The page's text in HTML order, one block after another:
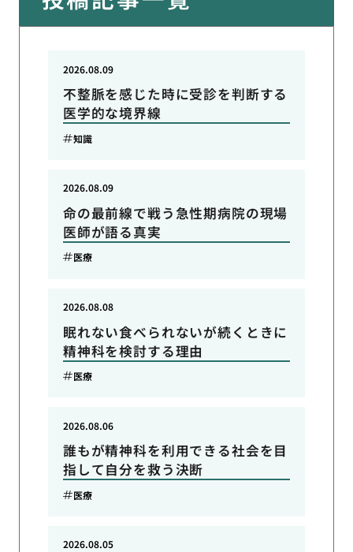
不整脈を感じた時に受診を判断する
医学的な境界線
2026.08.09
知識
命の最前線で戦う急性期病院の現場
医師が語る真実
2026.08.09
医療
眠れない食べられないが続くときに
精神科を検討する理由
2026.08.08
医療
誰もが精神科を利用できる社会を目
指して自分を救う決断
2026.08.06
医療
2026.08.05